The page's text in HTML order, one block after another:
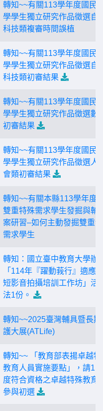
轉知~~有關113學年度國民
學學生獨立研究作品徵選自
科技類複審時間誤植
轉知~~有關113學年度國民
學學生獨立研究作品徵選自
科技類初審結果
轉知~~有關113學年度國民
學學生獨立研究作品徵選數
初審結果
轉知~~有關113學年度國民
學學生獨立研究作品徵選人
會類初審結果
轉知~~有關本縣113學年度
雙重特殊需求學生發掘與輔
案研習–如何主動發掘雙重
需求學生
轉知：國立臺中教育大學辦
「114年『躍動莪行』適應
短影音拍攝培訓工作坊」活
法1份。
轉知~~2025臺灣輔具暨長期
護大展(ATLife)
轉知~~ 「教育部表揚卓越特
教育人員實施要點」，請
度符合資格之卓越特殊教育
參與初選